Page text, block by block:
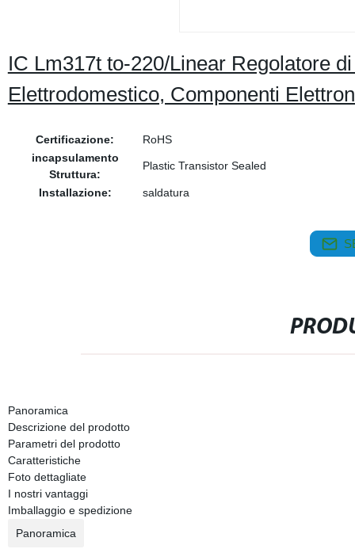
IC Lm317t to-220/Linear Regolatore
Elettrodomestico, Componenti
Certificazione:
RoHS
incapsulamento
Struttura:
Plastic Transistor Sealed
Installazione: saldatura
Panoramica
Descrizione del prodotto
Parametri del prodotto
Caratteristiche
Foto dettagliate
I nostri vantaggi
Imballaggio e spedizione
Panoramica